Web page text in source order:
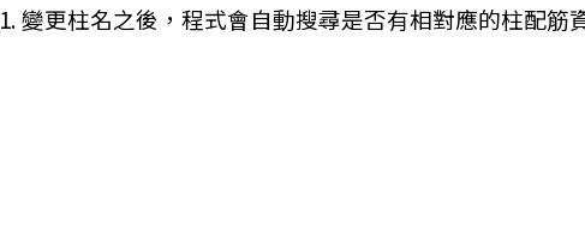
1. 變更柱名之後，程式會自動搜尋是否有相對應的柱配筋